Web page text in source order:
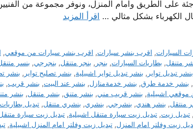
على الطريق وامام المنزل، ونوفر مجموعة من
الكهرباء بشكل مثالي … اقرأ المزيد
السيارات, اقرب بنشر سيارات, اقرب بنشر سيارات من موقعي,
متنقل, بطاريات السيارات, بنجر , بنجر متنقل, بنجرجي, بنسر
بنشر تبديل تواير , بنشر تبديل تواير اشبيلية, بنشر تصليح تواير , بنشر
, بنشر خدمة طرق, بنشر خدمةمنازل, بنشر عند البيت, بنشر قريب,
اشبيلية, بنشر قريب مني, بنشر متنق, بنشر متنقل, بنشر
منتقل, بنشر هندي, بنشرجي, بنشري, بنشري متنقل, تبديل بطاريات
, تبديل زيت, تبديل زيت سيارة متنقل اشبيلية, تبديل زيت سيارة
زيت وفلتر امام المنزل, تبديل زيت وفلتر امام المنزل اشبيلية,